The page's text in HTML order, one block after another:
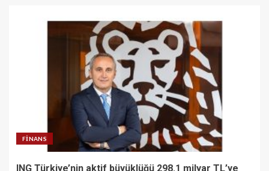
FINANS
ING Türkiye’nin aktif büyüklüğü 298.1 milyar TL’ye